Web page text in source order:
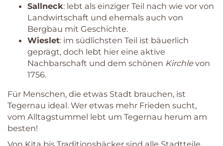
Sallneck: lebt als einziger Teil nach wie vor von
Landwirtschaft und ehemals auch von
Bergbau mit Geschichte.
Wieslet: im südlichsten Teil ist bäuerlich
geprägt, doch lebt hier eine aktive
Nachbarschaft und dem schönen Kirchlevon
1756.
Für Menschen, die etwas Stadt brauchen, ist
Tegernau ideal. Wer etwas mehr Frieden sucht,
vom Alltagstummel lebt um Tegernau herum am
besten!